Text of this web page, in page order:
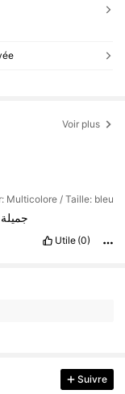
Voir plus
Multicolore / Taille: bleu
جميلة
Utile (0)
Suivre